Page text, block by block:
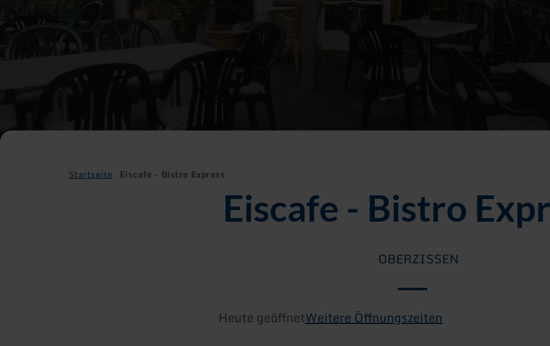
Startseite Eiscafe - Bistro Express
Eiscafe - Bistro
OBERZISSEN
Heute geöffnetWeitere Öffnungszeiten